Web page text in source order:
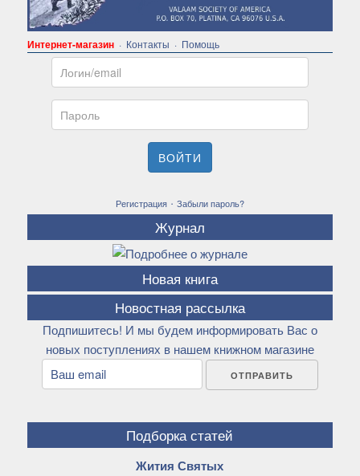
Интернет-магазин· Контакты · Помощь
Email
Пароль
ВОЙТИ
Регистрация· Забыли пароль?
Журнал
Новая книга
Новостная рассылка
Подпишитесь! И мы будем информировать Вас о
новых поступлениях в нашем книжном магазине
Подборка статей
Жития Святых